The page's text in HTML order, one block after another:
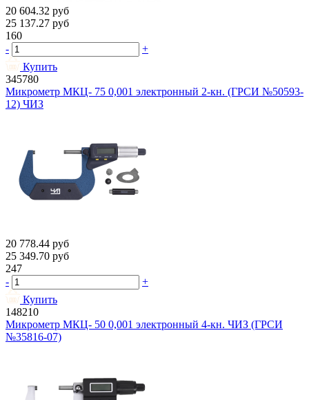
20 604.32 руб
25 137.27 руб
160
-
+
Купить
345780
Микрометр МКЦ- 75 0,001 электронный 2-кн. (ГРСИ №50593-
12) ЧИЗ
20 778.44 руб
25 349.70 руб
247
-
+
Купить
148210
Микрометр МКЦ- 50 0,001 электронный 4-кн. ЧИЗ (ГРСИ
№35816-07)